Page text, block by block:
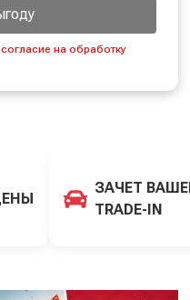
согласие на обработку
ЗАЧЕТ
TRADE-IN